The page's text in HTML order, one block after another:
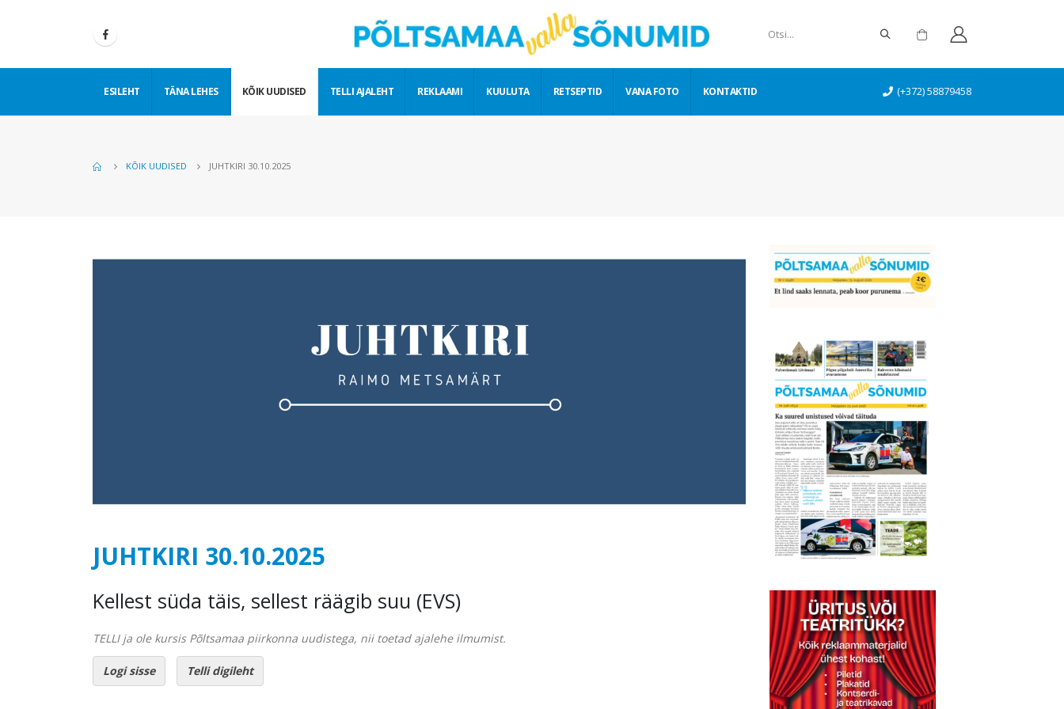
ESILEHT TÄNA LEHES KÕIK UUDISED TELLI AJALEHT REKLAAMI KUULUTA RETSEPTID VANA FOTO KONTAKTID (+372) 58879458
KÕIK UUDISED JUHTKIRI 30.10.2025
JUHTKIRI 30.10.2025
Kellest süda täis, sellest räägib suu (EVS)
TELLI ja ole kursis Põltsamaa piirkonna uudistega, nii toetad ajalehe ilmumist.
Logi sisse Telli digileht